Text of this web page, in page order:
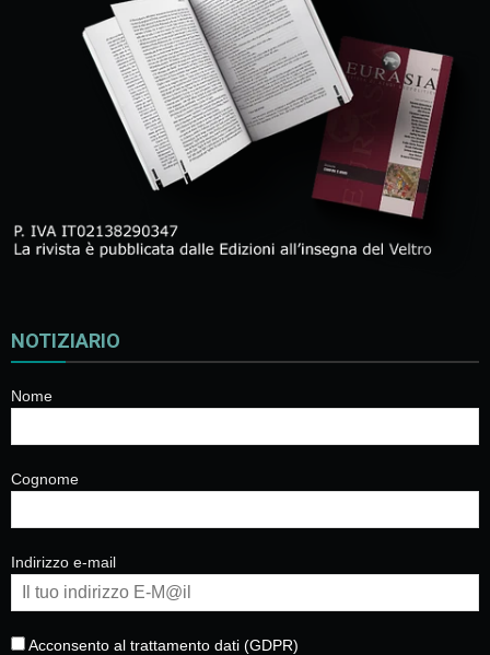
NOTIZIARIO
Nome
Cognome
Indirizzo e-mail
Acconsento al trattamento dati (GDPR)